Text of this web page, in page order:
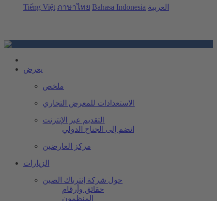
Tiếng Việt ภาษาไทย Bahasa Indonesia العربية
يعرض
ملخص
الاستعدادات للمعرض التجاري
التقديم عبر الإنترنت
انضم إلى الجناح الدولي
مركز العارضين
الزيارات
حول شركة إنترباك الصين
حقائق وأرقام
المنظمون